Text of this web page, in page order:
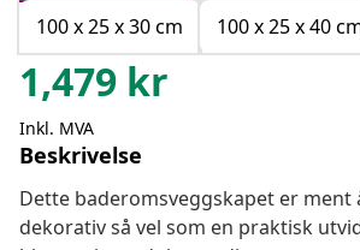
100 x 25 x 30 cm
100 x 25 x 40
1,479 kr
Inkl. MVA
Beskrivelse
Dette baderomsveggskapet er ment
dekorativ så vel som en praktisk